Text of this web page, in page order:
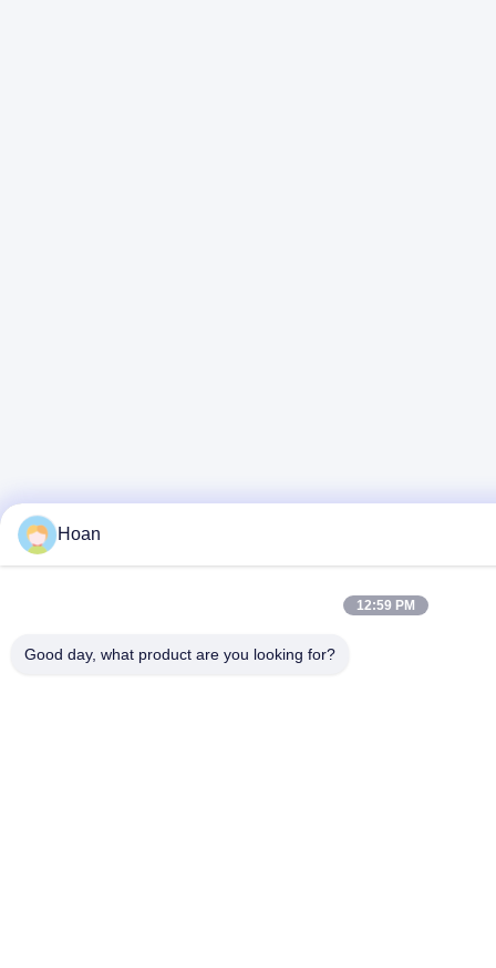
Hoan
12:59 PM
Good day, what product are you looking for?